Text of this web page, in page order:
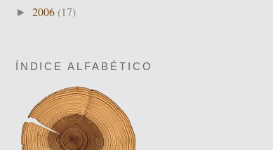
► 2006 (17)
ÍNDICE ALFABÉTICO